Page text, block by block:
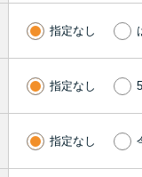
指定なし
指定なし
指定なし